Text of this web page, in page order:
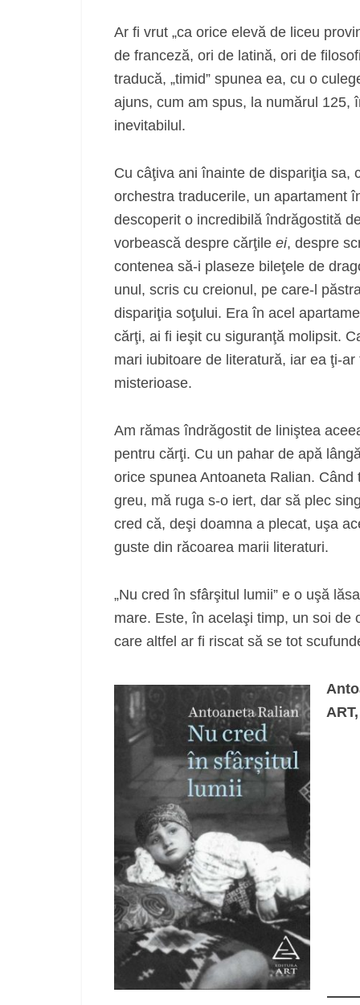
Ar fi vrut „ca orice elevă de liceu
de franceză, ori de latină, ori de
traducă, „timid” spunea ea, cu o
ajuns, cum am spus, la numărul
inevitabilul.
Cu câţiva ani înainte de dispariţia sa,
orchestra traducerile, un apartament
descoperit o incredibilă îndrăgostită
vorbească despre cărţile ei, despre
contenea să-i plaseze bileţele de
unul, scris cu creionul, pe care-l
dispariţia soţului. Era în acel
cărţi, ai fi ieşit cu siguranţă molipsit.
mari iubitoare de literatură, iar ea ţi-
misterioase.
Am rămas îndrăgostit de liniştea
pentru cărţi. Cu un pahar de apă
orice spunea Antoaneta Ralian.
greu, mă ruga s-o iert, dar să plec
cred că, deşi doamna a plecat, uşa
guste din răcoarea marii literaturi.
„Nu cred în sfârşitul lumii” e o uşă
mare. Este, în acelaşi timp, un soi de
care altfel ar fi riscat să se tot